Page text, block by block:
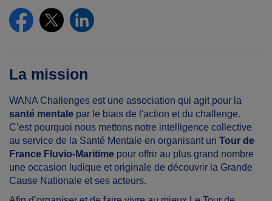
La mission
WANA Challenges est une association qui agit pour la
santé mentale par le biais de l'action et du challenge.
C’est pourquoi nous mettons notre intelligence collective
au service de la Santé Mentale en organisant un Tour de
France Fluvio-Maritime pour offrir au plus grand nombre
une occasion ludique et originale de découvrir la Grande
Cause Nationale et ses acteurs.